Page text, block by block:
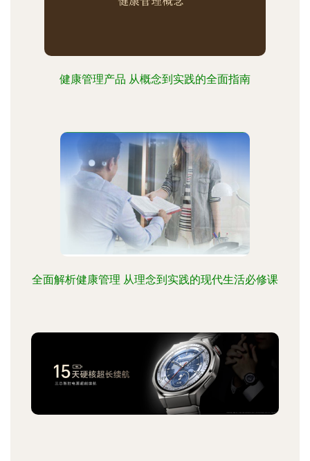
健康管理产品 从概念到实践的全面指南
全面解析健康管理 从理念到实践的现代生活必修课